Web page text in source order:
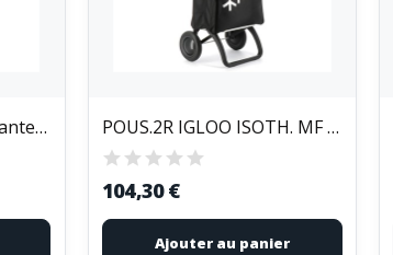
ROLSER - Poussette pliante 2+2r.Imax gris foncé POUS.2R IGLOO ISOTH. MF COVERT RG NOIR
104,30 €
Ajouter au panier